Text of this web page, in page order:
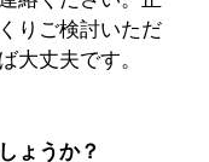
りご検討いただ
大丈夫です。
ょうか？